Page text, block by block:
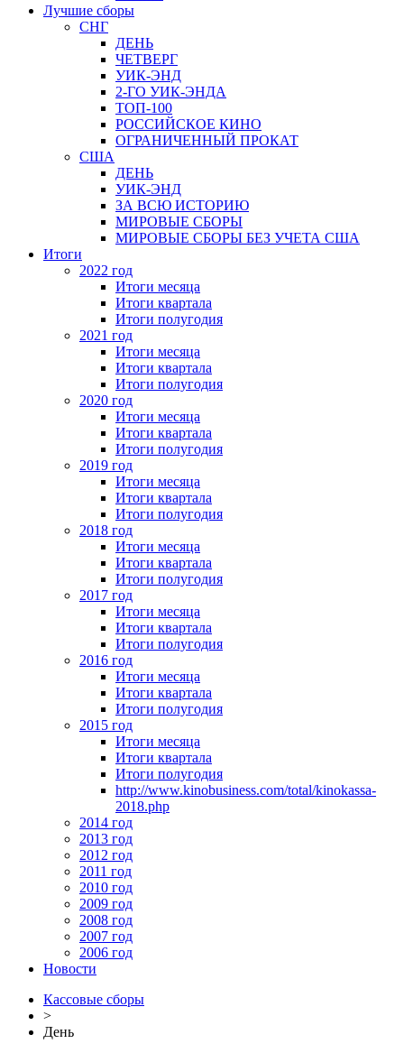
Лучшие сборы
СНГ
ДЕНЬ
ЧЕТВЕРГ
УИК-ЭНД
2-ГО УИК-ЭНДА
ТОП-100
РОССИЙСКОЕ КИНО
ОГРАНИЧЕННЫЙ ПРОКАТ
США
ДЕНЬ
УИК-ЭНД
ЗА ВСЮ ИСТОРИЮ
МИРОВЫЕ СБОРЫ
МИРОВЫЕ СБОРЫ БЕЗ УЧЕТА США
Итоги
2022 год
Итоги месяца
Итоги квартала
Итоги полугодия
2021 год
Итоги месяца
Итоги квартала
Итоги полугодия
2020 год
Итоги месяца
Итоги квартала
Итоги полугодия
2019 год
Итоги месяца
Итоги квартала
Итоги полугодия
2018 год
Итоги месяца
Итоги квартала
Итоги полугодия
2017 год
Итоги месяца
Итоги квартала
Итоги полугодия
2016 год
Итоги месяца
Итоги квартала
Итоги полугодия
2015 год
Итоги месяца
Итоги квартала
Итоги полугодия
http://www.kinobusiness.com/total/kinokassa-
2018.php
2014 год
2013 год
2012 год
2011 год
2010 год
2009 год
2008 год
2007 год
2006 год
Новости
Кассовые сборы
>
День